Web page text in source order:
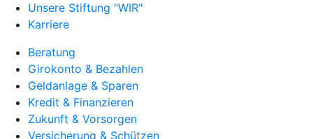
Unsere Stiftung "WIR"
Karriere
Beratung
Girokonto & Bezahlen
Geldanlage & Sparen
Kredit & Finanzieren
Zukunft & Vorsorgen
Versicherung & Schützen